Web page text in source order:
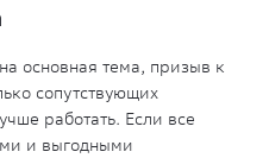
основная тема, призыв к
сопутствующих
работать. Если все
и выгодными